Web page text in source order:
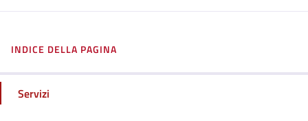
INDICE DELLA PAGINA
Servizi